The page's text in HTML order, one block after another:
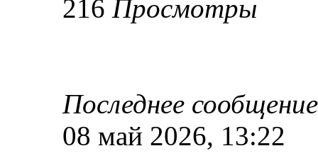
216 Просмотры
Последнее
08 май 2026, 13:22